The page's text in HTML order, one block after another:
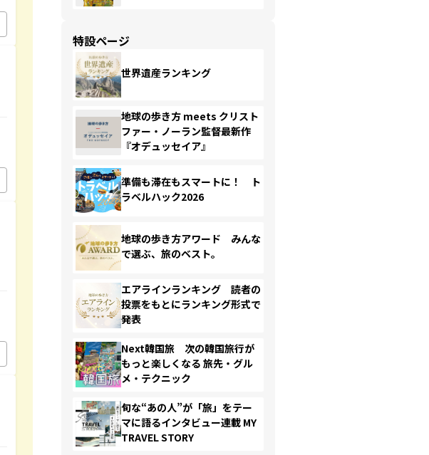
特設ページ
世界遺産ランキング
地球の歩き方 meets クリスト
ファー・ノーラン監督最新作
『オデュッセイア』
準備も滞在もスマートに！ ト
ラベルハック2026
地球の歩き方アワード みんな
で選ぶ、旅のベスト。
エアラインランキング 読者の
投票をもとにランキング形式で
発表
Next韓国旅 次の韓国旅行が
もっと楽しくなる 旅先・グル
メ・テクニック
旬な“あの人”が「旅」をテー
マに語るインタビュー連載 MY
TRAVEL STORY